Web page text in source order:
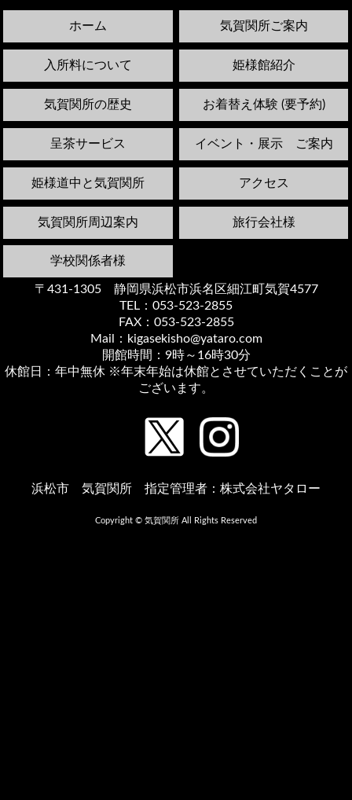
ホーム 気賀関所ご案内
入所料について 姫様館紹介
気賀関所の歴史 お着替え体験 (要予約)
呈茶サービス イベント・展示 ご案内
姫様道中と気賀関所 アクセス
気賀関所周辺案内 旅行会社様
学校関係者様
〒431-1305 静岡県浜松市浜名区細江町気賀4577
TEL：053-523-2855
FAX：053-523-2855
Mail：kigasekisho@yataro.com
開館時間：9時～16時30分
休館日：年中無休 ※年末年始は休館とさせていただくことが
ございます。
浜松市 気賀関所 指定管理者：株式会社ヤタロー
Copyright © 気賀関所 All Rights Reserved